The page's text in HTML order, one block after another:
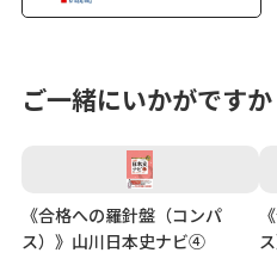
ご一緒にいかがですか
《合格への羅針盤（コンパ
ス）》山川日本史ナビ④